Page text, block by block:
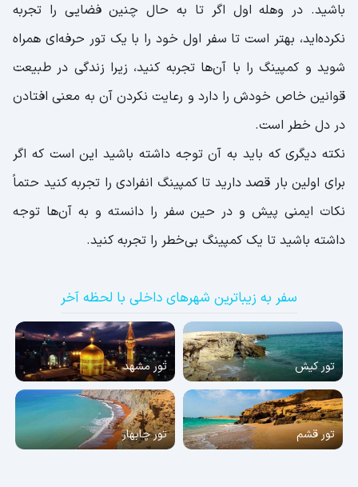
باشید. در وهله اول اگر تا به حال چنین فضایی را تجربه
نکرده‌اید، بهتر است تا سفر اول خود را با یک تور حرفه‌ای همراه
شوید و کمپینگ را با آن‌ها تجربه کنید، زیرا زندگی در طبیعت
قوانین خاص خودش را دارد و رعایت نکردن آن به معنی افتادن
در دل خطر است.
نکته دیگری که باید به آن توجه داشته باشید این است که اگر
برای اولین بار قصد دارید تا کمپینگ انفرادی را تجربه کنید حتماً
نکات ایمنی پیش و در حین سفر را دانسته و به آن‌ها توجه
داشته باشید تا یک کمپینگ بی‌خطر را تجربه کنید.
سفر به زیباترین شهرهای داخلی با لحظه آخر
تور کیش تور مشهد
تور قشم تور چابهار